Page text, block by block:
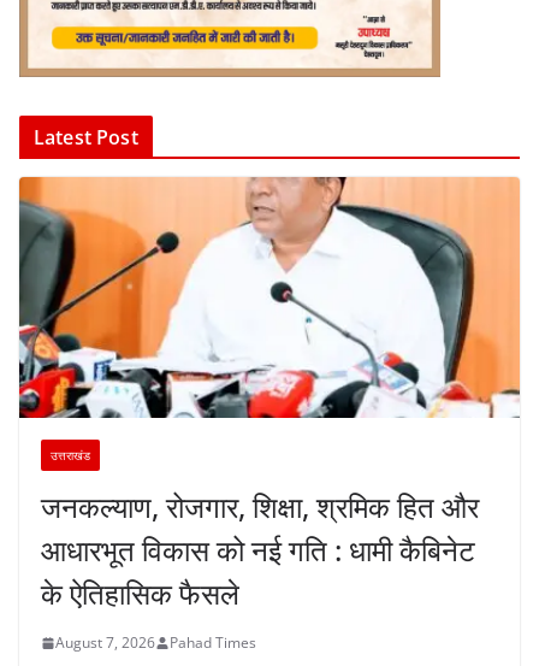
Latest Post
उत्तराखंड
जनकल्याण, रोजगार, शिक्षा, श्रमिक हित और
आधारभूत विकास को नई गति : धामी कैबिनेट
के ऐतिहासिक फैसले
August 7, 2026 Pahad Times